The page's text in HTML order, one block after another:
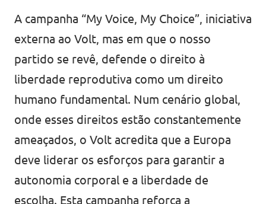
A campanha “My Voice, My Choice”, iniciativa
externa ao Volt, mas em que o nosso
partido se revê, defende o direito à
liberdade reprodutiva como um direito
humano fundamental. Num cenário global,
onde esses direitos estão constantemente
ameaçados, o Volt acredita que a Europa
deve liderar os esforços para garantir a
autonomia corporal e a liberdade de
escolha. Esta campanha reforça a